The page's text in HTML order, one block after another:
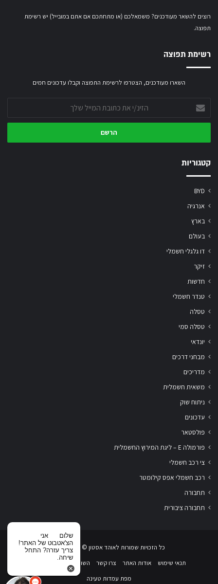
רוצים להשאר מעודכנים? משמאלכם (או מתחתכם אם אתם במובייל) יש רשימת
תפוצה.
רשימת תפוצה
השארו מעודכנים, הצטרפו לרשימת התפוצה וקבלו עדכונים חמים
את
כתובת
שלך
קטגוריות
BYD
אנרגיה
בארץ
בעולם
דו גלגלי חשמלי
זיקר
חדשות
טנדר חשמלי
טסלה
טסלה סמי
יונדאי
מבחני דרכים
מדריכים
משאית חשמלית
ניתוח שוק
עדכונים
פולסטאר
פורמולה E – ליגת המירוץ החשמלית
צי רכב חשמלי
רכב חשמלי אפס קילומטר
תחבורה
תחבורה ציבורית
כל הזכויות שמורות לאוהד אסטון ‏© 2019-2026
תנאי שימוש
אודות האתר צרו קשר
השוואת רכבים חשמליים
מפת עמדות טעינה
שלום
אני
הצ'אטבוט של האתר!
צריך עזרה? התחל
שיחה.